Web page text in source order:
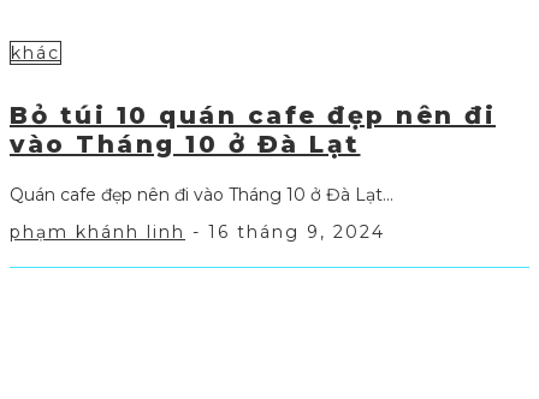
khác
Bỏ túi 10 quán cafe đẹp nên đi
vào Tháng 10 ở Đà Lạt
Quán cafe đẹp nên đi vào Tháng 10 ở Đà Lạt...
phạm khánh linh - 16 tháng 9, 2024